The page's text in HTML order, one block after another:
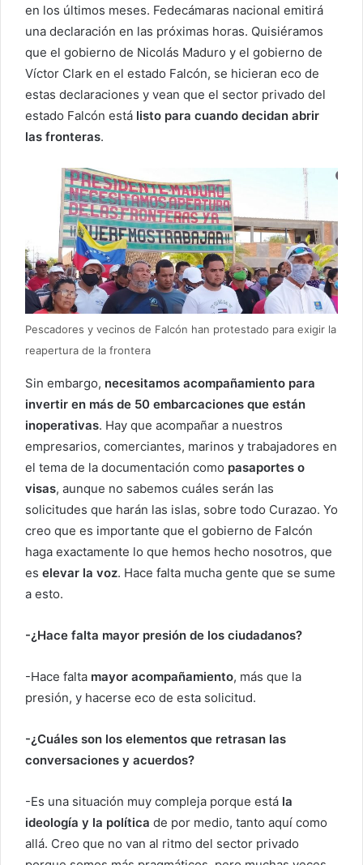
en los últimos meses. Fedecámaras nacional emitirá
una declaración en las próximas horas. Quisiéramos
que el gobierno de Nicolás Maduro y el gobierno de
Víctor Clark en el estado Falcón, se hicieran eco de
estas declaraciones y vean que el sector privado del
estado Falcón está listo para cuando decidan abrir
las fronteras.
Pescadores y vecinos de Falcón han protestado para exigir la
reapertura de la frontera
Sin embargo, necesitamos acompañamiento para
invertir en más de 50 embarcaciones que están
inoperativas. Hay que acompañar a nuestros
empresarios, comerciantes, marinos y trabajadores en
el tema de la documentación como pasaportes o
visas, aunque no sabemos cuáles serán las
solicitudes que harán las islas, sobre todo Curazao. Yo
creo que es importante que el gobierno de Falcón
haga exactamente lo que hemos hecho nosotros, que
es elevar la voz. Hace falta mucha gente que se sume
a esto.
-¿Hace falta mayor presión de los ciudadanos?
-Hace falta mayor acompañamiento, más que la
presión, y hacerse eco de esta solicitud.
-¿Cuáles son los elementos que retrasan las
conversaciones y acuerdos?
-Es una situación muy compleja porque está la
ideología y la política de por medio, tanto aquí como
allá. Creo que no van al ritmo del sector privado